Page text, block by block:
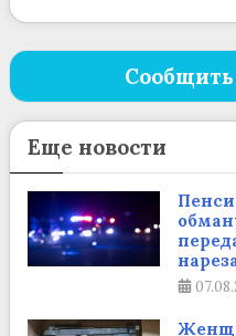
Еще новости